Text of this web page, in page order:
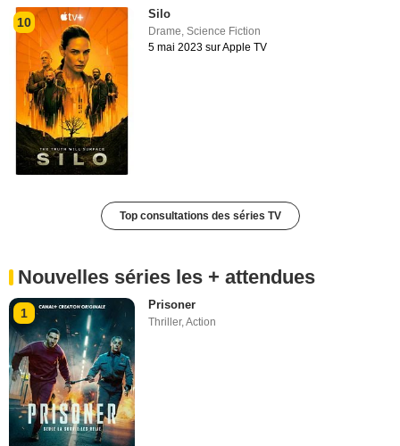
10
Silo
Drame,Science Fiction
5 mai 2023 sur Apple TV
Top consultations des séries TV
Nouvelles séries les + attendues
1
Prisoner
Thriller,Action